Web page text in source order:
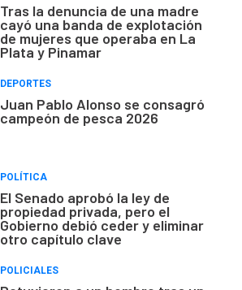
Tras la denuncia de una madre
cayó una banda de explotación
de mujeres que operaba en La
Plata y Pinamar
DEPORTES
Juan Pablo Alonso se consagró
campeón de pesca 2026
POLÍTICA
El Senado aprobó la ley de
propiedad privada, pero el
Gobierno debió ceder y eliminar
otro capítulo clave
POLICIALES